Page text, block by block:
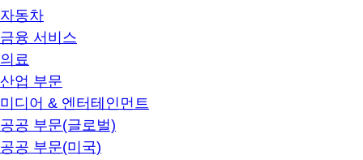
자동차
금융 서비스
의료
산업 부문
미디어 & 엔터테인먼트
공공 부문(글로벌)
공공 부문(미국)